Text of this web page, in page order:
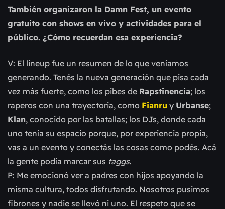
También organizaron la Damn Fest, un evento
gratuito con shows en vivo y actividades para el
público. ¿Cómo recuerdan esa experiencia?
V: El lineup fue un resumen de lo que veníamos
generando. Tenés la nueva generación que pisa cada
vez más fuerte, como los pibes de Rapstinencia; los
raperos con una trayectoria, como Fianru y Urbanse;
Klan, conocido por las batallas; los DJs, donde cada
uno tenía su espacio porque, por experiencia propia,
vas a un evento y conectás las cosas como podés. Acá
la gente podía marcar sus taggs.
P: Me emocionó ver a padres con hijos apoyando la
misma cultura, todos disfrutando. Nosotros pusimos
fibrones y nadie se llevó ni uno. El respeto que se